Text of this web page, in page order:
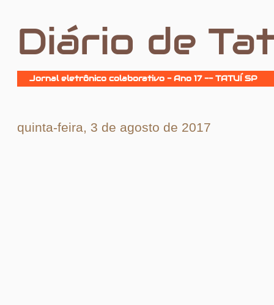
Diário de
Jornal eletrônico colaborativo - Ano 17 -- TATUÍ SP
quinta-feira, 3 de agosto de 2017